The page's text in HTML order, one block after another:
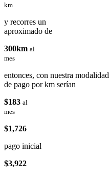
km
y recorres un
aproximado de
300km al
mes
entonces, con nuestra modalidad
de pago por km serían
$183 al
mes
$1,726
pago inicial
$3,922